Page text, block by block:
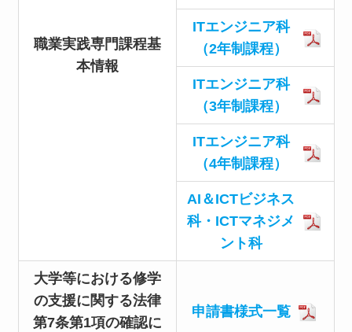
職業実践専門課程基
本情報
ITエンジニア科
（2年制課程）
ITエンジニア科
（3年制課程）
ITエンジニア科
（4年制課程）
AI＆ICTビジネス
科・ICTマネジメ
ント科
大学等における修学
の支援に関する法律
第7条第1項の確認に
申請書様式一覧